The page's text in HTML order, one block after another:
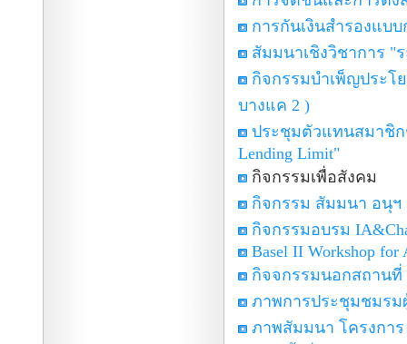
การกันเงินสำรองแบ
สัมมนาเชิงวิชาการ "
กิจกรรมบำเพ็ญประโ
บางแค 2 )
ประชุมตัวแทนสมาชิก
Lending Limit"
กิจกรรมเพื่อสังคม
กิจกรรม สัมมนา อนุฯ
กิจกรรมอบรม
Basel II Workshop for
กิจจกรรมนอกสถานที่
ภาพการประชุมชมรม
ภาพสัมมนา โครงการ